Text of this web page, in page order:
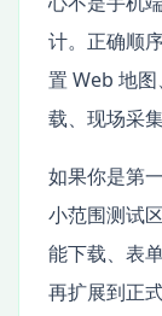
计。正确顺
置 Web 地
载、现场采
如果你是第
小范围测试
能下载、表
再扩展到正